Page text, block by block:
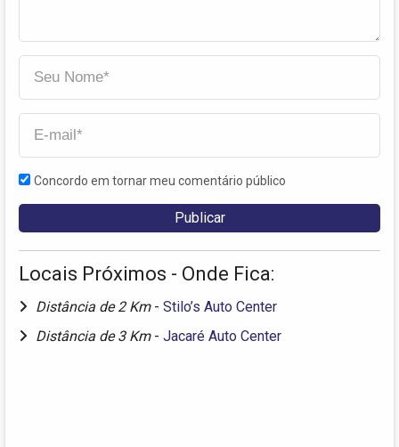
Concordo em tornar meu comentário público
Locais Próximos - Onde Fica:
Distância de 2 Km - Stilo’s Auto Center
Distância de 3 Km - Jacaré Auto Center